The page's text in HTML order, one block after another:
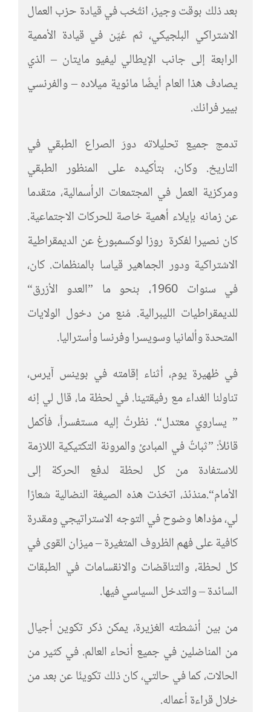
بعد ذلك بوقت وجيز، انتُخب في قيادة حزب العمال
الاشتراكي البلجيكي، ثم عُيّن في قيادة الأممية
الرابعة إلى جانب الإيطالي ليفيو مايتان – الذي
يصادف هذا العام أيضًا مائوية ميلاده – والفرنسي
بيير فرانك.
تدمج جميع تحليلاته دورَ الصراع الطبقي في
التاريخ. وكان، بتأكيده على المنظور الطبقي
ومركزية العمل في المجتمعات الرأسمالية، متقدما
عن زمانه بإيلاء أهمية خاصة للحركات الاجتماعية.
كان نصيرا لفكرة روزا لوكسمبورغ عن الديمقراطية
الاشتراكية ودور الجماهير قياسا بالمنظمات. كان،
في سنوات 1960، بنحو ما ”العدو الأزرق“
للديمقراطيات الليبرالية. مُنع من دخول الولايات
المتحدة وألمانيا وسويسرا وفرنسا وأستراليا.
في ظهيرة يوم، أثناء إقامته في بوينس آيرس،
تناولنا الغداء مع رفيقتينا. في لحظة ما، قال لي إنه
” يساروي معتدل“. نظرتُ إليه مستفسراً، فأكمل
قائلاً: ”ثباتٌ في المبادئ والمرونة التكتيكية اللازمة
للاستفادة من كل لحظة لدفع الحركة إلى
الأمام“.منذئذ، اتخذت هذه الصيغة النضالية شعارًا
لي، مؤداها وضوح في التوجه الاستراتيجي ومقدرة
كافية على فهم الظروف المتغيرة – ميزان القوى في
كل لحظة، والتناقضات والانقسامات في الطبقات
السائدة – والتدخل السياسي فيها.
من بين أنشطته الغزيرة، يمكن ذكر تكوين أجيال
من المناضلين في جميع أنحاء العالم. في كثير من
الحالات، كما في حالتي، كان ذلك تكوينًا عن بعد من
خلال قراءة أعماله.